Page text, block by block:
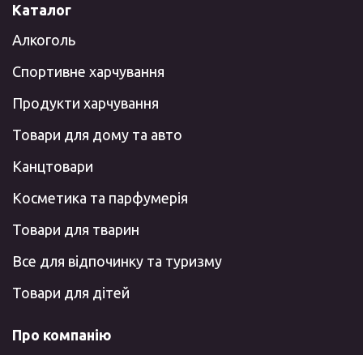
Каталог
Алкоголь
Спортивне харчування
Продукти харчування
Товари для дому та авто
Канцтовари
Косметика та парфумерія
Товари для тварин
Все для відпочинку та туризму
Товари для дітей
Про компанію